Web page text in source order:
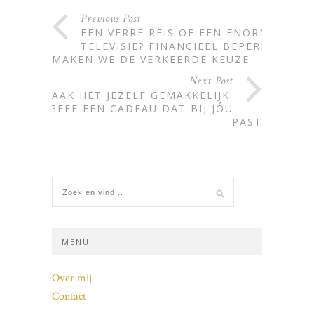
Previous Post
EEN VERRE REIS OF EEN ENORME
TELEVISIE? FINANCIEEL BEPERKT
MAKEN WE DE VERKEERDE KEUZE
Next Post
MAAK HET JEZELF GEMAKKELIJK:
GEEF EEN CADEAU DAT BIJ JÓU
PAST
MENU
Over mij
Contact